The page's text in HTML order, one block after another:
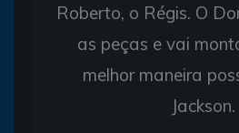
Roberto, o Régis. O
as peças e vai
melhor maneira
Jackson.